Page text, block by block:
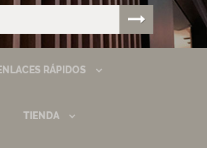
RÁPIDOS
TIENDA